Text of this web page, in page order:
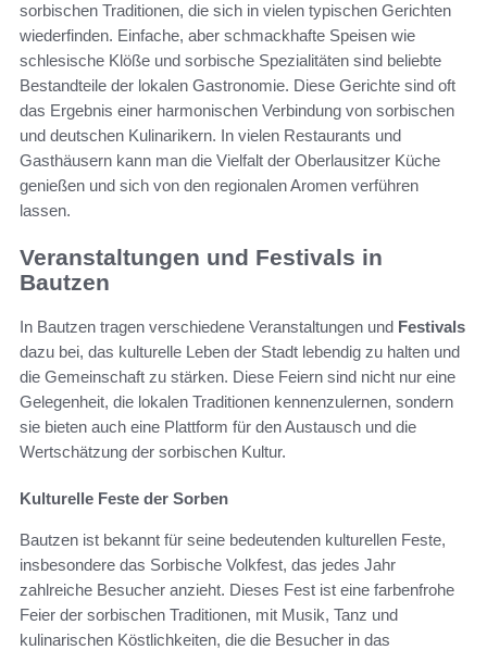
sorbischen Traditionen, die sich in vielen typischen Gerichten
wiederfinden. Einfache, aber schmackhafte Speisen wie
schlesische Klöße und sorbische Spezialitäten sind beliebte
Bestandteile der lokalen Gastronomie. Diese Gerichte sind oft
das Ergebnis einer harmonischen Verbindung von sorbischen
und deutschen Kulinarikern. In vielen Restaurants und
Gasthäusern kann man die Vielfalt der Oberlausitzer Küche
genießen und sich von den regionalen Aromen verführen
lassen.
Veranstaltungen und Festivals in
Bautzen
In Bautzen tragen verschiedene Veranstaltungen und Festivals
dazu bei, das kulturelle Leben der Stadt lebendig zu halten und
die Gemeinschaft zu stärken. Diese Feiern sind nicht nur eine
Gelegenheit, die lokalen Traditionen kennenzulernen, sondern
sie bieten auch eine Plattform für den Austausch und die
Wertschätzung der sorbischen Kultur.
Kulturelle Feste der Sorben
Bautzen ist bekannt für seine bedeutenden kulturellen Feste,
insbesondere das Sorbische Volkfest, das jedes Jahr
zahlreiche Besucher anzieht. Dieses Fest ist eine farbenfrohe
Feier der sorbischen Traditionen, mit Musik, Tanz und
kulinarischen Köstlichkeiten, die die Besucher in das